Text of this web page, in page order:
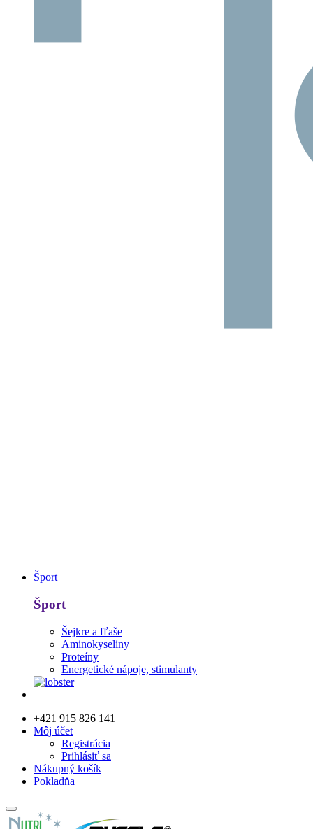
Šport
Šport
Šejkre a fľaše
Aminokyseliny
Proteíny
Energetické nápoje, stimulanty
+421 915 826 141
Môj účet
Registrácia
Prihlásiť sa
Nákupný košík
Pokladňa